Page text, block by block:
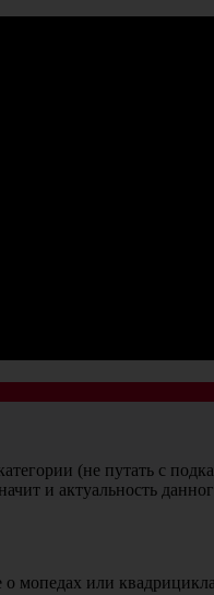
(не путать с
и актуальность
или